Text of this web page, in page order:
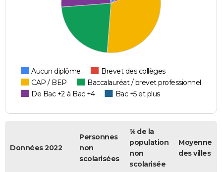
Aucun diplôme
Brevet des collèges
CAP / BEP
Baccalauréat / brevet professionnel
De Bac +2 à Bac +4
Bac +5 et plus
Données 2022
Personnes
non
scolarisées
% de la
population
non
scolarisée
Moyenne
des villes